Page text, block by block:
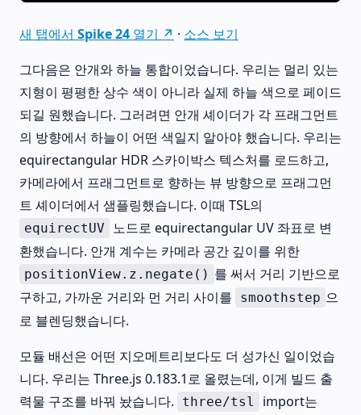
새 탭에서 Spike 24 열기 ↗ · 소스 보기
그다음은 안개와 하늘 통합이었습니다. 우리는 멀리 있는
지형이 평평한 상수 색이 아니라 실제 하늘 색으로 페이드
되길 원했습니다. 그러려면 안개 셰이더가 각 프래그먼트
의 방향에서 하늘이 어떤 색일지 알아야 했습니다. 우리는
equirectangular HDR 스카이박스 텍스처를 로드하고,
카메라에서 프래그먼트로 향하는 뷰 방향으로 프래그먼
트 셰이더에서 샘플링했습니다. 이때 TSL의
equirectUV
노드로 equirectangular UV 좌표로 변
환했습니다. 안개 계수는 카메라 공간 깊이를 위한
positionView.z.negate() 를 써서 거리 기반으로
구하고, 가까운 거리와 먼 거리 사이를
smoothstep 으
로 블렌딩했습니다.
모듈 배선은 어떤 지오메트리보다도 더 성가신 일이었습
니다. 우리는 Three.js 0.183.1로 올렸는데, 이게 빌드 출
력물 구조를 바꿔 놨습니다.
three/tsl import는